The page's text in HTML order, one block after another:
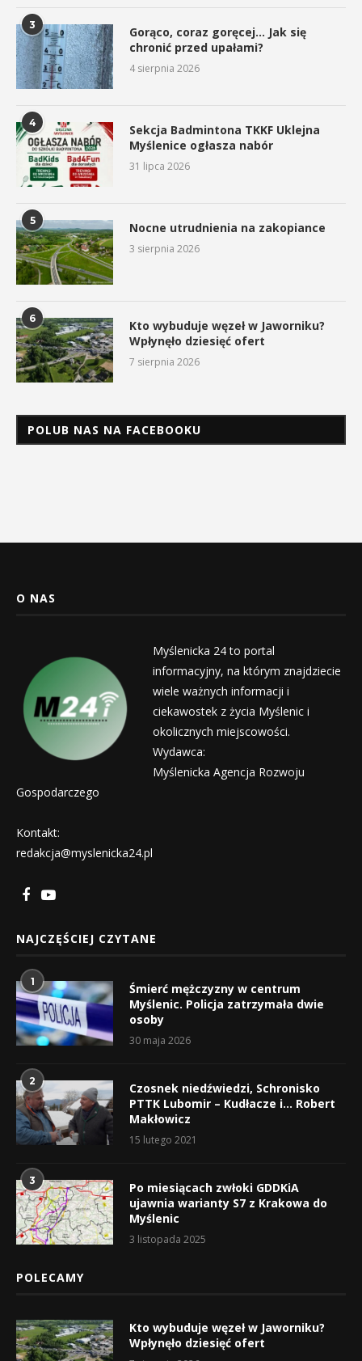
3
Gorąco, coraz goręcej… Jak się
chronić przed upałami?
4 sierpnia 2026
4
Sekcja Badmintona TKKF Uklejna
Myślenice ogłasza nabór
31 lipca 2026
5 Nocne utrudnienia na zakopiance
3 sierpnia 2026
6
Kto wybuduje węzeł w Jaworniku?
Wpłynęło dziesięć ofert
7 sierpnia 2026
POLUB NAS NA FACEBOOKU
O NAS
Myślenicka 24 to portal
informacyjny, na którym znajdziecie
wiele ważnych informacji i
ciekawostek z życia Myślenic i
okolicznych miejscowości.
Wydawca:
Myślenicka Agencja Rozwoju
Gospodarczego
Kontakt:
redakcja@myslenicka24.pl
NAJCZĘŚCIEJ CZYTANE
1
Śmierć mężczyzny w centrum
Myślenic. Policja zatrzymała dwie
osoby
30 maja 2026
2
Czosnek niedźwiedzi, Schronisko
PTTK Lubomir – Kudłacze i… Robert
Makłowicz
15 lutego 2021
3
Po miesiącach zwłoki GDDKiA
ujawnia warianty S7 z Krakowa do
Myślenic
3 listopada 2025
POLECAMY
Kto wybuduje węzeł w Jaworniku?
Wpłynęło dziesięć ofert